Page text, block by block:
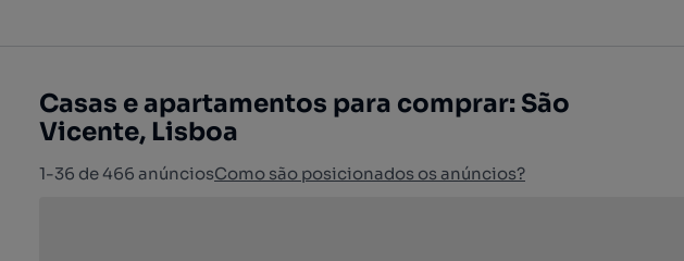
Casas e apartamentos para comprar: São
Vicente, Lisboa
1-36 de 466 anúnciosComo são posicionados os anúncios?